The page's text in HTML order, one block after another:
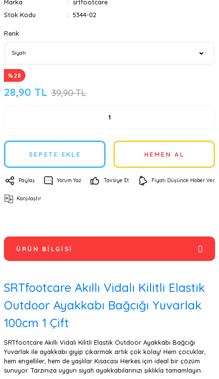
Marka
srtfootcare
Stok Kodu
5344-02
Renk
%28
28,90 TL 39,90 TL
SEPETE EKLE HEMEN AL
Paylaş Yorum Yaz Tavsiye Et Fiyatı Düşünce Haber Ver
Karşılaştır
ÜRÜN BILGISI
SRTfootcare Akıllı Vidalı Kilitli Elastik
Outdoor Ayakkabı Bağcığı Yuvarlak
100cm 1 Çift
SRTfootcare Akıllı Vidalı Kilitli Elastik Outdoor Ayakkabı Bağcığı
Yuvarlak ile ayakkabı giyip çıkarmak artık çok kolay! Hem çocuklar,
hem engelliler, hem de yaşlılar Kısacası Herkes için ideal bir çözüm
sunuyor. Tarzınıza uygun siyah ayakkabılarınızı şıklıkla tamamlayın.